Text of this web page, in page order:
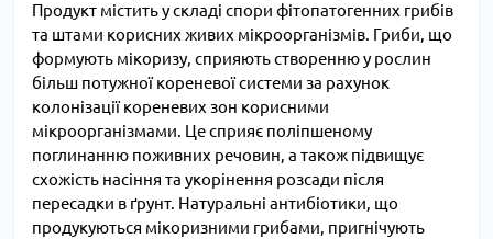
Продукт містить у складі спори фітопатогенних грибів
та штами корисних живих мікроорганізмів. Гриби, що
формують мікоризу, сприяють створенню у рослин
більш потужної кореневої системи за рахунок
колонізації кореневих зон корисними
мікроорганізмами. Це сприяє поліпшеному
поглинанню поживних речовин, а також підвищує
схожість насіння та укорінення розсади після
пересадки в ґрунт. Натуральні антибіотики, що
продукуються мікоризними грибами, пригнічують